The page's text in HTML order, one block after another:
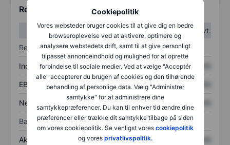
Cookiepolitik
Vores websteder bruger cookies til at give dig en bedre
browseroplevelse ved at aktivere, optimere og
analysere webstedets drift, samt til at give personligt
tilpasset annonceindhold og mulighed for at oprette
forbindelse til sociale medier. Ved at vælge "Acceptér
alle" accepterer du brugen af cookies og den tilhørende
behandling af personlige data. Vælg "Administrer
samtykke" for at administrere dine
samtykkepræferencer. Du kan til enhver tid ændre dine
præferencer eller trække dit samtykke tilbage på siden
om vores cookiepolitik. Se venligst vores cookiepolitik
og vores privatlivspolitik.
Regnskabstal
1. kvt.
2. kvt.
Resultatopgørelse
Indtægter XXXXXXX XXXXXXX
EBITDA XXXXXXX XXXXXXX
Nettoresultat
Balance
Aktiver i alt XXXXXXX